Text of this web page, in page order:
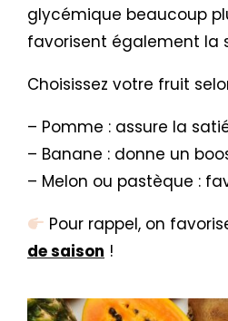
glycémique beaucoup
favorisent également la
Choisissez votre fruit
– Pomme : assure la
– Banane : donne un
– Melon ou pastèque :
Pour rappel, on
de saison !